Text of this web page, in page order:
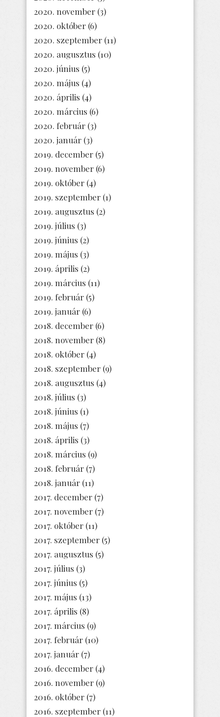
2020. november (3)
2020. október (6)
2020. szeptember (11)
2020. augusztus (10)
2020. június (5)
2020. május (4)
2020. április (4)
2020. március (6)
2020. február (3)
2020. január (3)
2019. december (5)
2019. november (6)
2019. október (4)
2019. szeptember (1)
2019. augusztus (2)
2019. július (3)
2019. június (2)
2019. május (3)
2019. április (2)
2019. március (11)
2019. február (5)
2019. január (6)
2018. december (6)
2018. november (8)
2018. október (4)
2018. szeptember (9)
2018. augusztus (4)
2018. július (3)
2018. június (1)
2018. május (7)
2018. április (3)
2018. március (9)
2018. február (7)
2018. január (11)
2017. december (7)
2017. november (7)
2017. október (11)
2017. szeptember (5)
2017. augusztus (5)
2017. július (3)
2017. június (5)
2017. május (13)
2017. április (8)
2017. március (9)
2017. február (10)
2017. január (7)
2016. december (4)
2016. november (9)
2016. október (7)
2016. szeptember (11)